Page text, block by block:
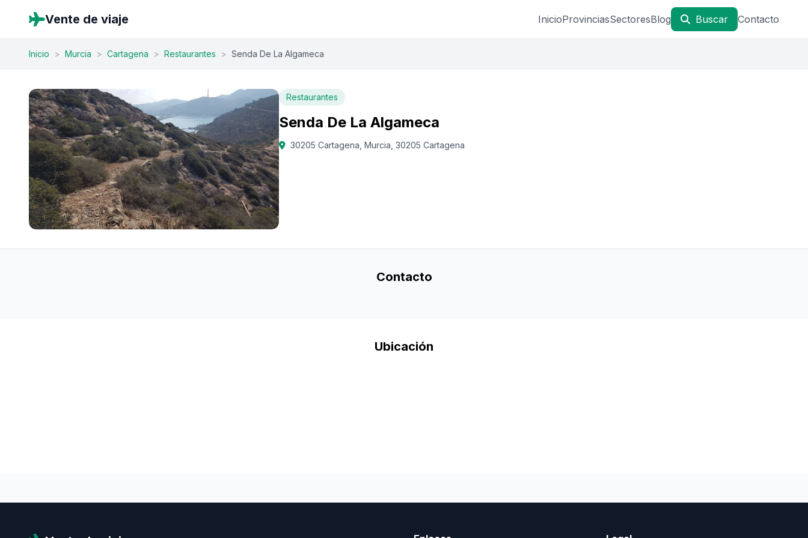
Vente de viaje InicioProvinciasSectoresBlog Buscar Contacto
Inicio > Murcia > Cartagena > Restaurantes > Senda De La Algameca
Restaurantes
Senda De La Algameca
30205 Cartagena, Murcia, 30205 Cartagena
Contacto
Ubicación